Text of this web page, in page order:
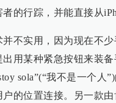
的行踪，并能直接从
不实用，因为现在不
用某种紧急按钮来装
sola”(“我不是一个人
的位置连接。另一款